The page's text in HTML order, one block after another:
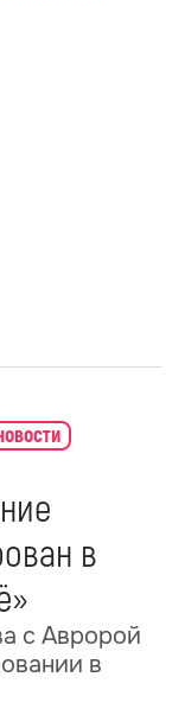
в
с Авророй
в